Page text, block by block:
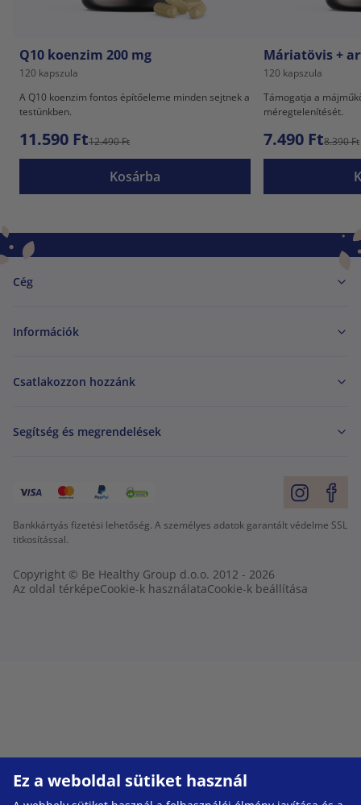
Ez a weboldal sütiket használ
Q10 koenzim 200 mg
120 kapszula
A Q10 koenzim fontos építőeleme minden sejtnek a
testünkben.
11.590 Ft12.490 Ft
Kosárba
Máriatövis +
120 kapszula
Támogatja a
méregtelenítését.
7.490 Ft8.390 Ft
Cég
Információk
Csatlakozzon hozzánk
Segítség és megrendelések
Bankkártyás fizetési lehetőség. A személyes adatok garantált védelme SSL
titkosítással.
Copyright © Be Healthy Group d.o.o. 2012 - 2026
Az oldal térképeCookie-k használataCookie-k beállítása